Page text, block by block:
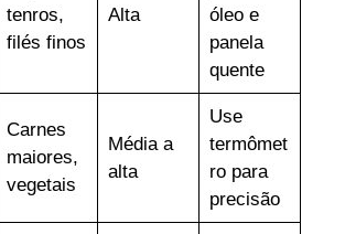
tenros,
filés finos
Alta
óleo e
panela
quente
Carnes
maiores,
vegetais
Média a
alta
Use
termômet
ro para
precisão